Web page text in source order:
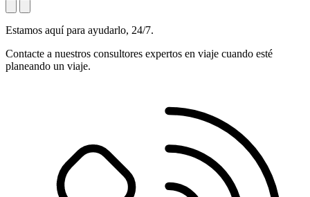
Estamos aquí para ayudarlo, 24/7.
Contacte a nuestros consultores expertos en viaje cuando esté
planeando un viaje.